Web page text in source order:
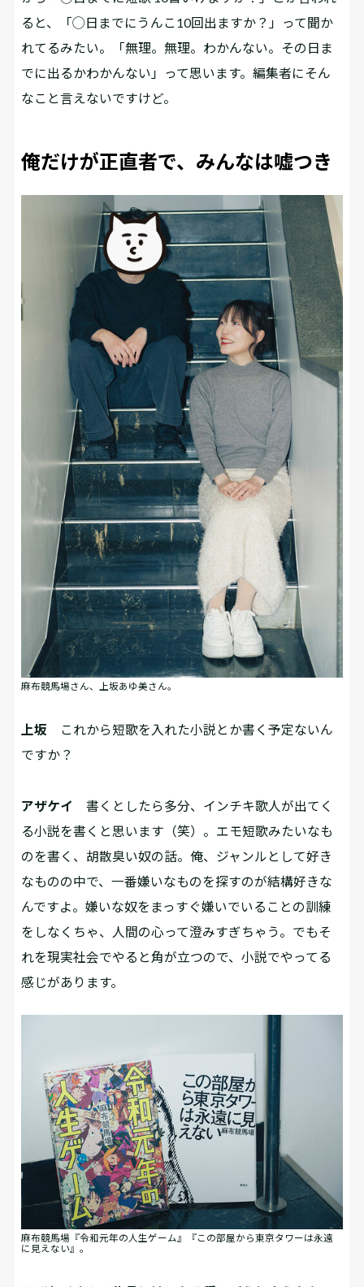
ると、「◯日までにうんこ10回出ますか？」って聞か
れてるみたい。「無理。無理。わかんない。その日ま
でに出るかわかんない」って思います。編集者にそん
なこと言えないですけど。
俺だけが正直者で、みんなは嘘つき
麻布競馬場さん、上坂あゆ美さん。
上坂 これから短歌を入れた小説とか書く予定ないん
ですか？
アザケイ
書くとしたら多分、インチキ歌人が出てく
る小説を書くと思います（笑）。エモ短歌みたいなも
のを書く、胡散臭い奴の話。俺、ジャンルとして好き
なものの中で、一番嫌いなものを探すのが結構好きな
んですよ。嫌いな奴をまっすぐ嫌いでいることの訓練
をしなくちゃ、人間の心って澄みすぎちゃう。でもそ
れを現実社会でやると角が立つので、小説でやってる
感じがあります。
麻布競馬場『令和元年の人生ゲーム』『この部屋から東京タワーは永遠
に見えない』。